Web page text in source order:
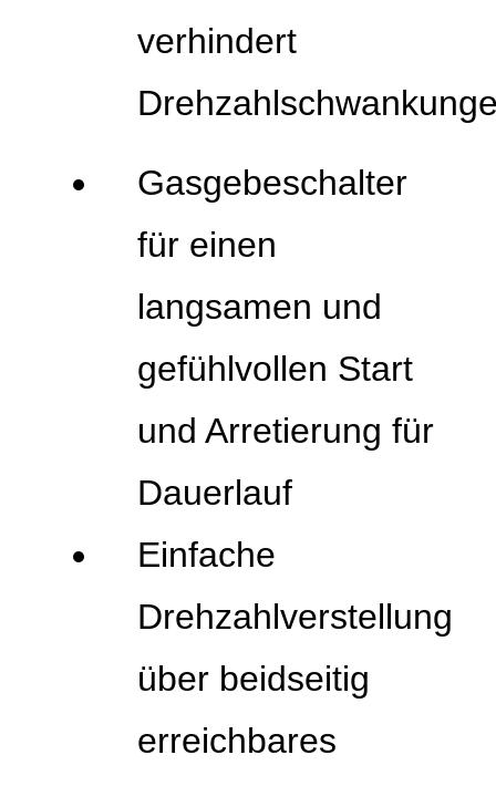
verhindert
Gasgebeschalter
für einen
langsamen und
gefühlvollen Start
und Arretierung für
Dauerlauf
Einfache
Drehzahlverstellung
über beidseitig
erreichbares